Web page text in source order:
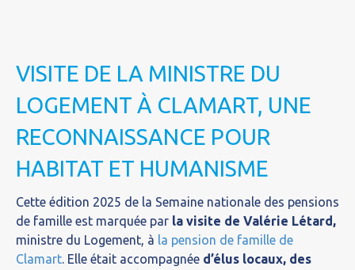
VISITE DE LA MINISTRE DU
LOGEMENT À CLAMART, UNE
RECONNAISSANCE POUR
HABITAT ET HUMANISME
Cette édition 2025 de la Semaine nationale des pensions
de famille est marquée par la visite de Valérie Létard,
ministre du Logement, à la pension de famille de
Clamart. Elle était accompagnée d’élus locaux, des